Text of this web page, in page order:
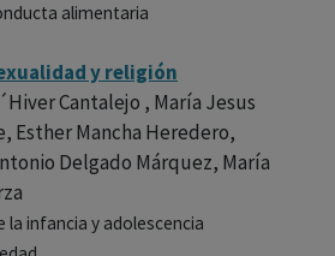
alimentaria
y religión
Cantalejo , María Jesus
Esther Mancha Heredero,
Delgado Márquez, María
la infancia y adolescencia